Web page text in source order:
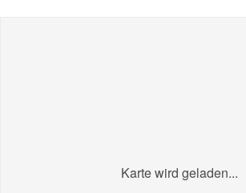
Karte wird geladen...